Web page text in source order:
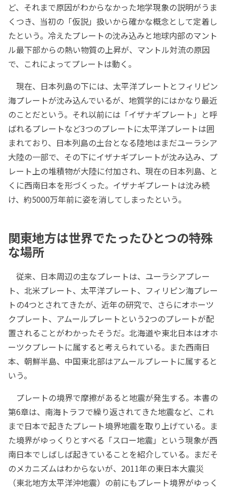
ど、それまで原因がわからなかった地学現象の説明がうま
くつき、当初の「仮説」扱いから確かな概念として定着し
たという。冷えたプレートの沈み込みと地球内部のマント
ル最下部からの熱い物質の上昇が、マントル対流の原因
で、これによってプレートは動く。
現在、日本列島の下には、太平洋プレートとフィリピン
海プレートが沈み込んでいるが、地質学的にはかなり最近
のことだという。それ以前には「イザナギプレート」と呼
ばれるプレートなど3つのプレートに太平洋プレートは囲
まれており、日本列島の土台となる陸地はまだユーラシア
大陸の一部で、その下にイザナギプレートが沈み込み、プ
レート上の堆積物が大陸に付加され、現在の日本列島、と
くに西南日本を形づくった。イザナギプレートは沈み続
け、約5000万年前に姿を消してしまったという。
関東地方は世界でたったひとつの特殊
な場所
従来、日本周辺の主なプレートは、ユーラシアプレー
ト、北米プレート、太平洋プレート、フィリピン海プレー
トの4つとされてきたが、近年の研究で、さらにオホーツ
クプレート、アムールプレートという2つのプレートが配
置されることがわかったそうだ。北海道や東北日本はオホ
ーツクプレートに属すると考えられている。また西南日
本、朝鮮半島、中国東北部はアムールプレートに属すると
いう。
プレートの境界で摩擦があると地震が発生する。本書の
第6章は、南海トラフで繰り返されてきた地震など、これ
まで日本で起きたプレート境界地震を取り上げている。ま
た境界がゆっくりとすべる「スロー地震」という現象が西
南日本でしばしば起きていることを紹介している。まだそ
のメカニズムはわからないが、2011年の東日本大震災
（東北地方太平洋沖地震）の前にもプレート境界がゆっく